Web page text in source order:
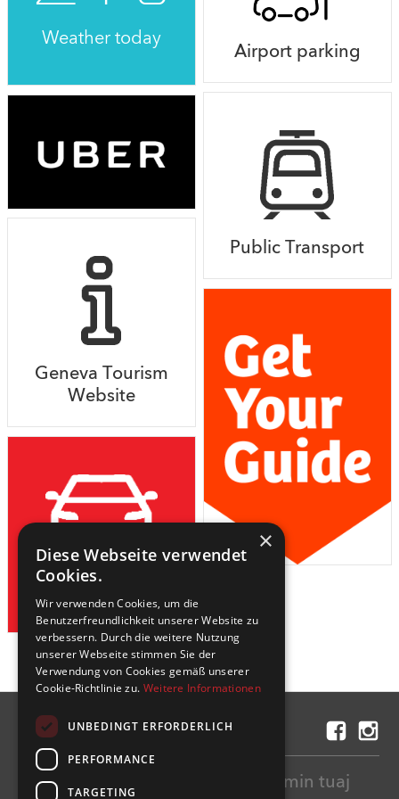
Weather today
Airport parking
Public Transport
Geneva Tourism
Website
car rental
reservation
Na kontakto
Paguajë lehtë dhe sigurtë fluturimin tuaj
×
Diese Webseite verwendet
Cookies.
Wir verwenden Cookies, um die
Benutzerfreundlichkeit unserer Website zu
verbessern. Durch die weitere Nutzung
unserer Webseite stimmen Sie der
Verwendung von Cookies gemäß unserer
Cookie-Richtlinie zu. Weitere Informationen
UNBEDINGT ERFORDERLICH
PERFORMANCE
TARGETING